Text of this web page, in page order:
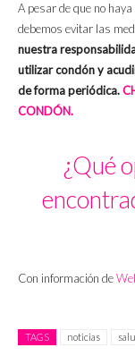
A pesar de que no
debemos evitar las
nuestra
utilizar condón y
de forma periódica.
CONDÓN.
¿Qué
Con información de
TAGS noticias